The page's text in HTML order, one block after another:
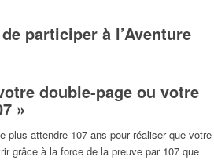
participer à l’Aventure
double-page ou votre
»
plus attendre 107 ans pour réaliser que votre
grâce à la force de la preuve par 107 que